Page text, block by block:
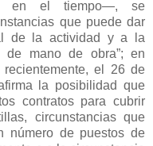
en el tiempo—, se
que puede dar
de la actividad y a la
de mano de obra”; en
el 26 de
la posibilidad que
contratos para cubrir
circunstancias que
número de puestos de